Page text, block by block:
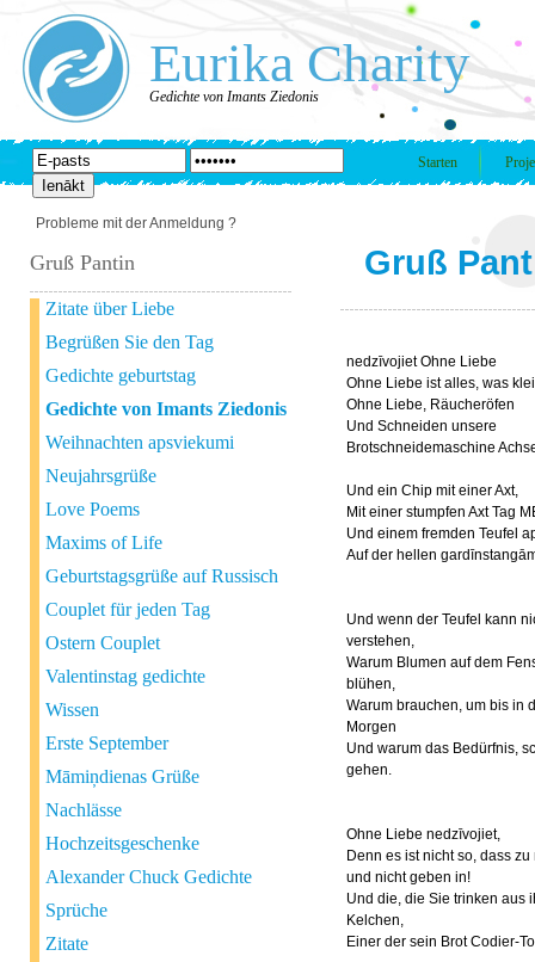
Eurika Charity
Gedichte von Imants Ziedonis
Starten
Probleme mit der Anmeldung ?
Gruß Pantin
Zitate über Liebe
Begrüßen Sie den Tag
Gedichte geburtstag
Gedichte von Imants Ziedonis
Weihnachten apsviekumi
Neujahrsgrüße
Love Poems
Maxims of Life
Geburtstagsgrüße auf Russisch
Couplet für jeden Tag
Ostern Couplet
Valentinstag gedichte
Wissen
Erste September
Māmiņdienas Grüße
Nachlässe
Hochzeitsgeschenke
Alexander Chuck Gedichte
Sprüche
Zitate
Gruß
nedzīvojiet Ohne Liebe
Ohne Liebe ist alles, was
Ohne Liebe, Räucheröfen
Und Schneiden unsere
Brotschneidemaschine
Und ein Chip mit einer Axt,
Mit einer stumpfen Axt Tag
Und einem fremden Teufel
Auf der hellen
Und wenn der Teufel kann
verstehen,
Warum Blumen auf dem
blühen,
Warum brauchen, um bis in
Morgen
Und warum das Bedürfnis,
gehen.
Ohne Liebe nedzīvojiet,
Denn es ist nicht so, dass
und nicht geben in!
Und die, die Sie trinken aus
Kelchen,
Einer der sein Brot Codier-